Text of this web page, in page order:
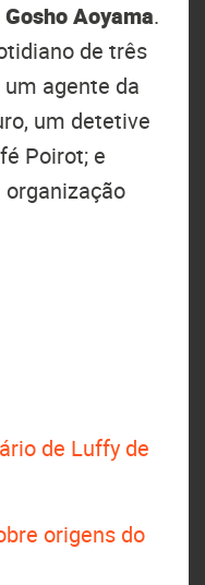
Gosho Aoyama.
de três
agente da
um detetive
Poirot; e
de Luffy de
origens do